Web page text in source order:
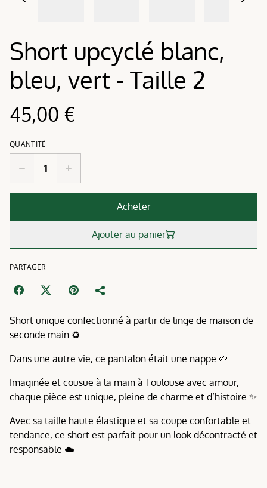
Short upcyclé blanc,
bleu, vert - Taille 2
45,00 €
QUANTITÉ
Acheter
Ajouter au panier
PARTAGER
Short unique confectionné à partir de linge de maison de
seconde main ♻️
Dans une autre vie, ce pantalon était une nappe 🌱
Imaginée et cousue à la main à Toulouse avec amour,
chaque pièce est unique, pleine de charme et d’histoire ✨
Avec sa taille haute élastique et sa coupe confortable et
tendance, ce short est parfait pour un look décontracté et
responsable ☁️